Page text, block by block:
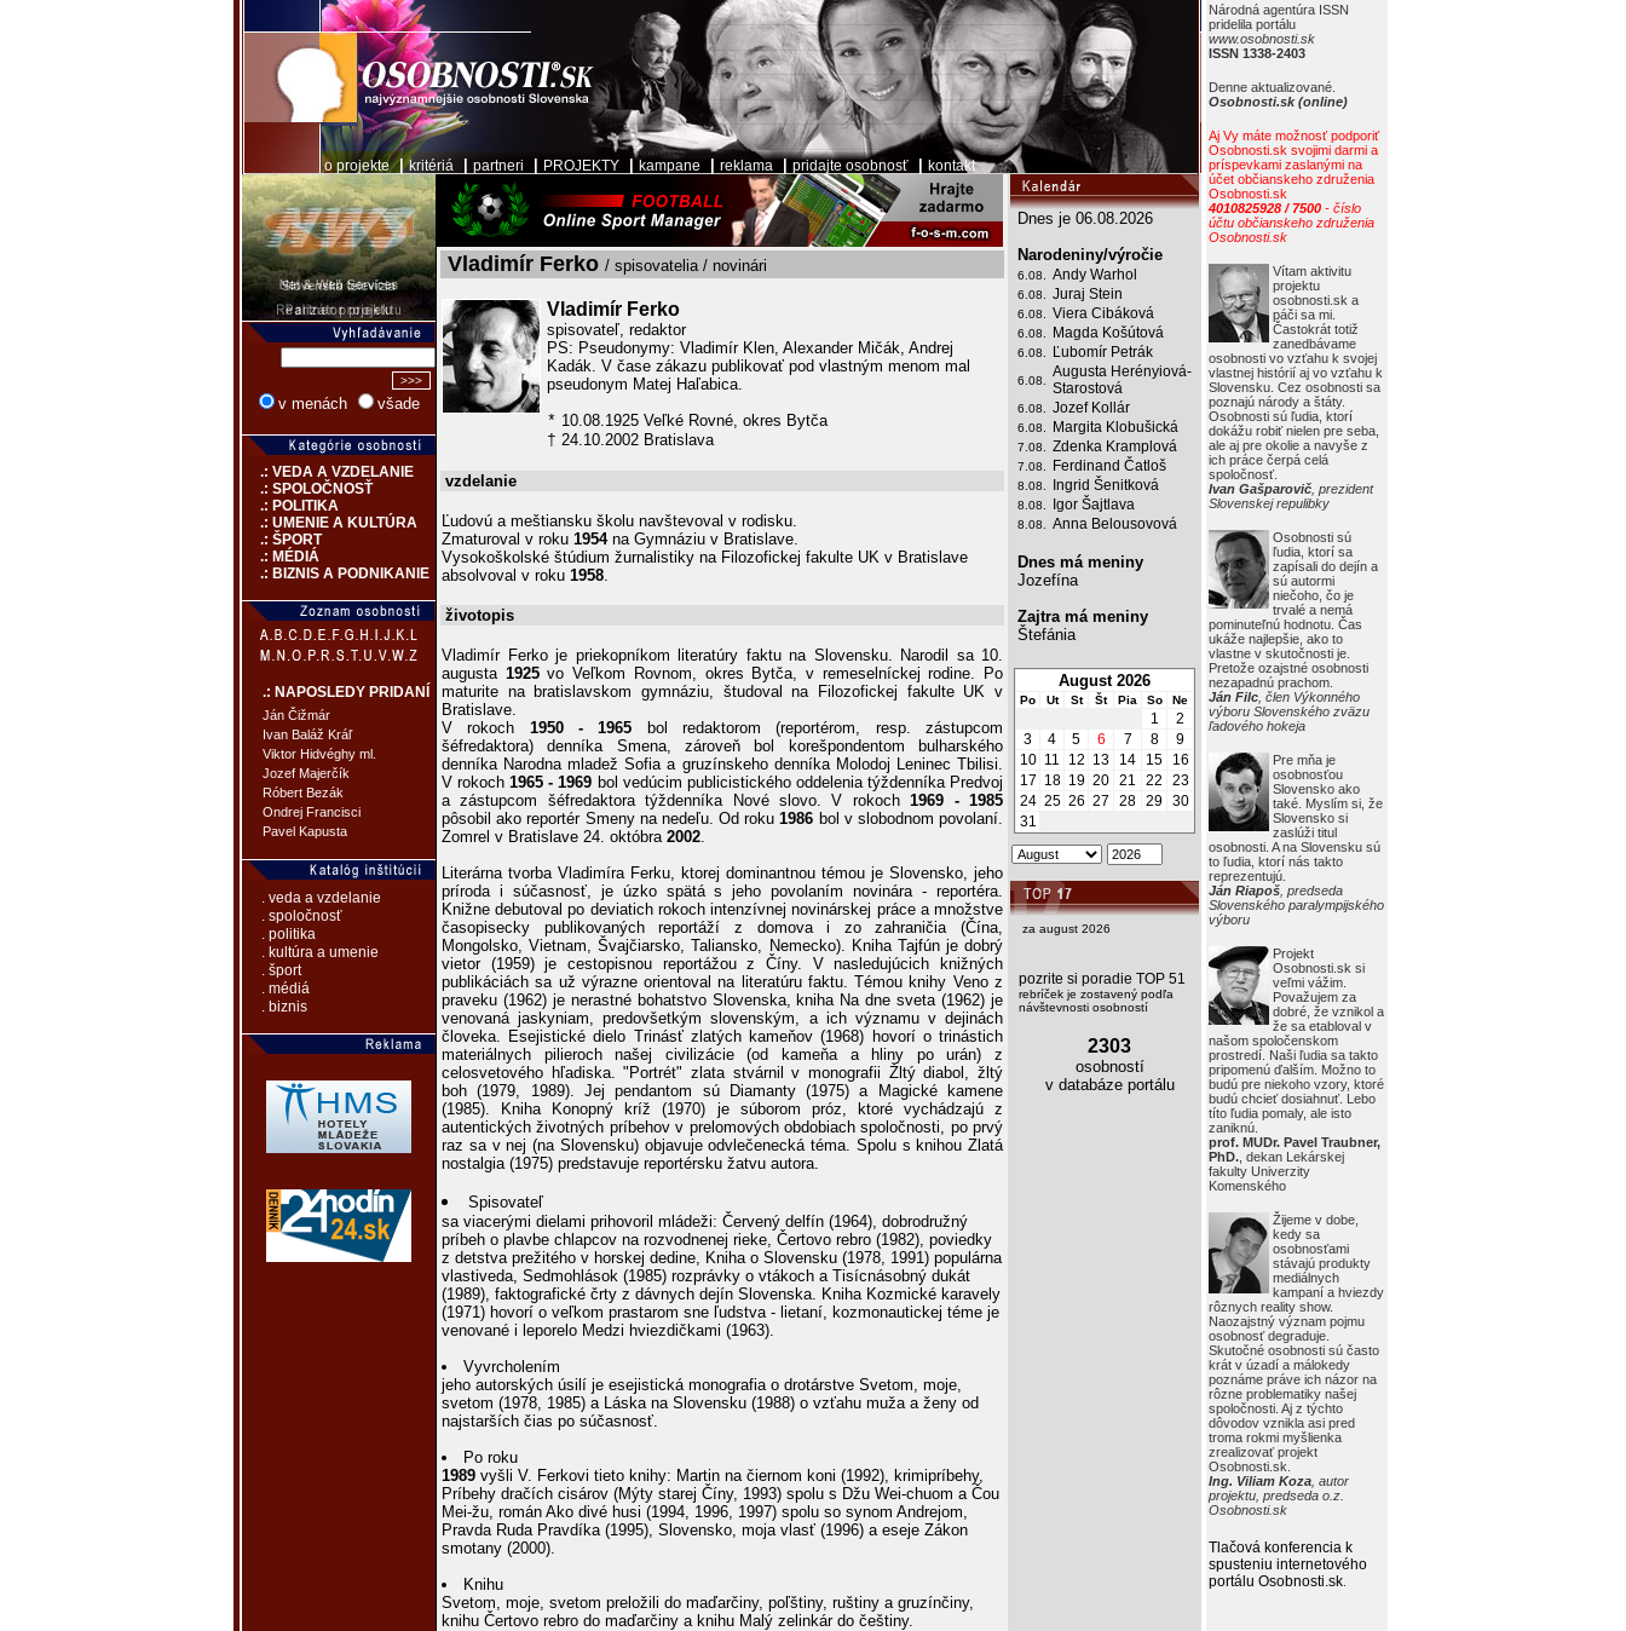
o projekte|kritériá partneri PROJEKTY kampane reklama pridajte osobnosť kontakt
Národná agentúra ISSN
pridelila portálu
www.osobnosti.sk
ISSN 1338-2403
Denne aktualizované.
Osobnosti.sk (online)
Aj Vy máte možnosť podporiť
Osobnosti.sk svojimi darmi a
príspevkami zaslanými na
účet občianskeho združenia
Osobnosti.sk
4010825928 / 7500 - číslo
účtu občianskeho združenia
Osobnosti.sk
Vítam aktivitu
projektu
osobnosti.sk a
páči sa mi.
Častokrát totiž
zanedbávame
osobnosti vo vzťahu k svojej
vlastnej histórií aj vo vzťahu k
Slovensku. Cez osobnosti sa
poznajú národy a štáty.
Osobnosti sú ľudia, ktorí
dokážu robiť nielen pre seba,
ale aj pre okolie a navyše z
ich práce čerpá celá
spoločnosť.
Ivan Gašparovič , prezident
Slovenskej repulibky
Osobnosti sú
ľudia, ktorí sa
zapísali do dejín a
sú autormi
niečoho, čo je
trvalé a nemá
pominuteľnú hodnotu. Čas
ukáže najlepšie, ako to
vlastne v skutočnosti je.
Pretože ozajstné osobnosti
nezapadnú prachom.
Ján Filc , člen Výkonného
výboru Slovenského zväzu
ľadového hokeja
Pre mňa je
osobnosťou
Slovensko ako
také. Myslím si, že
Slovensko si
zaslúži titul
osobnosti. A na Slovensku sú
to ľudia, ktorí nás takto
reprezentujú.
Ján Riapoš , predseda
Slovenského paralympijského
výboru
Projekt
Osobnosti.sk si
veľmi vážim.
Považujem za
dobré, že vznikol a
že sa etabloval v
našom spoločenskom
prostredí. Naši ľudia sa takto
pripomenú ďalším. Možno to
budú pre niekoho vzory, ktoré
budú chcieť dosiahnuť. Lebo
títo ľudia pomaly, ale isto
zaniknú.
prof. MUDr. Pavel Traubner,
PhD. , dekan Lekárskej
fakulty Univerzity
Komenského
Žijeme v dobe,
kedy sa
osobnosťami
stávajú produkty
mediálnych
kampaní a hviezdy
rôznych reality show.
Naozajstný význam pojmu
osobnosť degraduje.
Skutočné osobnosti sú často
krát v úzadí a málokedy
poznáme práve ich názor na
rôzne problematiky našej
spoločnosti. Aj z týchto
dôvodov vznikla asi pred
troma rokmi myšlienka
zrealizovať projekt
Osobnosti.sk.
Ing. Viliam Koza , autor
projektu, predseda o.z.
Osobnosti.sk
Tlačová konferencia k
spusteniu internetového
portálu Osobnosti.sk
v menách všade
.: VEDA A VZDELANIE
.: SPOLOČNOSŤ
.: POLITIKA
.: UMENIE A KULTÚRA
.: ŠPORT
.: MÉDIÁ
.: BIZNIS A PODNIKANIE
.: NAPOSLEDY PRIDANÍ
Ján Čižmár
Ivan Baláž Kráľ
Viktor Hidvéghy ml.
Jozef Majerčík
Róbert Bezák
Ondrej Francisci
Pavel Kapusta
. veda a vzdelanie
. spoločnosť
. politika
. kultúra a umenie
. šport
. médiá
. biznis
Vladimír Ferko / spisovatelia / novinári
Vladimír Ferko
spisovateľ, redaktor
PS: Pseudonymy: Vladimír Klen, Alexander Mičák, Andrej
Kadák. V čase zákazu publikovať pod vlastným menom mal
pseudonym Matej Haľabica.
* 10.08.1925 Veľké Rovné, okres Bytča
† 24.10.2002 Bratislava
vzdelanie
Ľudovú a meštiansku školu navštevoval v rodisku.
Zmaturoval v roku 1954na Gymnáziu v Bratislave.
Vysokoškolské štúdium žurnalistiky na Filozofickej fakulte UK v Bratislave
absolvoval v roku 1958.
životopis
Vladimír Ferko je priekopníkom literatúry faktu na Slovensku. Narodil sa 10.
augusta 1925vo Veľkom Rovnom, okres Bytča, v remeselníckej rodine. Po
maturite na bratislavskom gymnáziu, študoval na Filozofickej fakulte UK v
Bratislave.
V rokoch 1950 - 1965 bol redaktorom (reportérom, resp. zástupcom
šéfredaktora) denníka Smena, zároveň bol korešpondentom bulharského
denníka Narodna mladež Sofia a gruzínskeho denníka Molodoj Leninec Tbilisi.
V rokoch1965 - 1969 bol vedúcim publicistického oddelenia týždenníka Predvoj
a zástupcom šéfredaktora týždenníka Nové slovo. V rokoch1969 - 1985
pôsobil ako reportér Smeny na nedeľu. Od roku1986 bol v slobodnom povolaní.
Zomrel v Bratislave 24. októbra 2002.
Literárna tvorba Vladimíra Ferku, ktorej dominantnou témou je Slovensko, jeho
príroda i súčasnosť, je úzko spätá s jeho povolaním novinára - reportéra.
Knižne debutoval po deviatich rokoch intenzívnej novinárskej práce a množstve
časopisecky publikovaných reportáží z domova i zo zahraničia (Čína,
Mongolsko, Vietnam, Švajčiarsko, Taliansko, Nemecko). Kniha Tajfún je dobrý
vietor (1959) je cestopisnou reportážou z Číny. V nasledujúcich knižných
publikáciách sa už výrazne orientoval na literatúru faktu. Témou knihy Veno z
praveku (1962) je nerastné bohatstvo Slovenska, kniha Na dne sveta (1962) je
venovaná jaskyniam, predovšetkým slovenským, a ich významu v dejinách
človeka. Esejistické dielo Trinásť zlatých kameňov (1968) hovorí o trinástich
materiálnych pilieroch našej civilizácie (od kameňa a hliny po urán) z
celosvetového hľadiska. "Portrét" zlata stvárnil v monografii Žltý diabol, žltý
boh (1979, 1989). Jej pendantom sú Diamanty (1975) a Magické kamene
(1985). Kniha Konopný kríž (1970) je súborom próz, ktoré vychádzajú z
autentických životných príbehov v prelomových obdobiach spoločnosti, po prvý
raz sa v nej (na Slovensku) objavuje odvlečenecká téma. Spolu s knihou Zlatá
nostalgia (1975) predstavuje reportérsku žatvu autora.
Spisovateľ
sa viacerými dielami prihovoril mládeži: Červený delfín (1964), dobrodružný
príbeh o plavbe chlapcov na rozvodnenej rieke, Čertovo rebro (1982), poviedky
z detstva prežitého v horskej dedine, Kniha o Slovensku (1978, 1991) populárna
vlastiveda, Sedmohlások (1985) rozprávky o vtákoch a Tisícnásobný dukát
(1989), faktografické črty z dávnych dejín Slovenska. Kniha Kozmické karavely
(1971) hovorí o veľkom prastarom sne ľudstva - lietaní, kozmonautickej téme je
venované i leporelo Medzi hviezdičkami (1963).
Vyvrcholením
jeho autorských úsilí je esejistická monografia o drotárstve Svetom, moje,
svetom (1978, 1985) a Láska na Slovensku (1988) o vzťahu muža a ženy od
najstarších čias po súčasnosť.
Po roku
1989 vyšli V. Ferkovi tieto knihy: Martin na čiernom koni (1992), krimipríbehy,
Príbehy dračích cisárov (Mýty starej Číny, 1993) spolu s Džu Wei-chuom a Čou
Mei-žu, román Ako divé husi (1994, 1996, 1997) spolu so synom Andrejom,
Pravda Ruda Pravdíka (1995), Slovensko, moja vlasť (1996) a eseje Zákon
smotany (2000).
Knihu
Svetom, moje, svetom preložili do maďarčiny, poľštiny, ruštiny a gruzínčiny,
knihu Čertovo rebro do maďarčiny a knihu Malý zelinkár do češtiny.
Dnes je 06.08.2026
Narodeniny/výročie
6.08. Andy Warhol
6.08. Juraj Stein
6.08. Viera Cibáková
6.08. Magda Košútová
6.08. Ľubomír Petrák
6.08.
Augusta Herényiová-
Starostová
6.08. Jozef Kollár
6.08. Margita Klobušická
7.08. Zdenka Kramplová
7.08. Ferdinand Čatloš
8.08. Ingrid Šenitková
8.08. Igor Šajtlava
8.08. Anna Belousovová
Dnes má meniny
Jozefína
Zajtra má meniny
Štefánia
August 2026
Po Ut St Št Pia So Ne
1
2
3
4 5 6 7 8
9
10 11 12 13 14 15
16
17 18 19 20 21 22
23
24 25 26 27 28 29 30
31
za august 2026
pozrite si poradie TOP 51
rebríček je zostavený podľa
návštevnosti osobností
2303
osobností
v databáze portálu